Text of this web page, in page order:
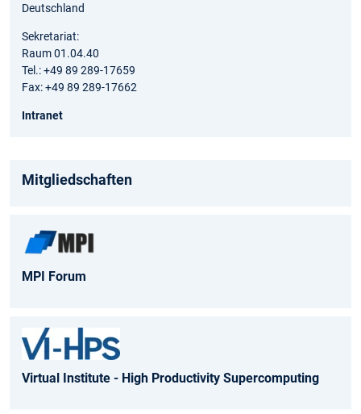
Deutschland
Sekretariat:
Raum 01.04.40
Tel.: +49 89 289-17659
Fax: +49 89 289-17662
Intranet
Mitgliedschaften
MPI Forum
Virtual Institute - High Productivity Supercomputing